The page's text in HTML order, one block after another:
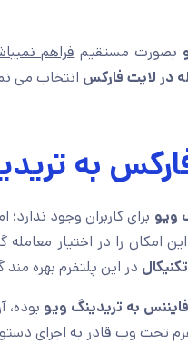
بصورت مستقیمفراهم
در لایت فارکس انتخاب می
به
ویو برای کاربران وجود
امکان را در اختیار معامله
در این پلتفرم بهره مند
به تریدینگ ویو
تحت وب قادر به اجرای